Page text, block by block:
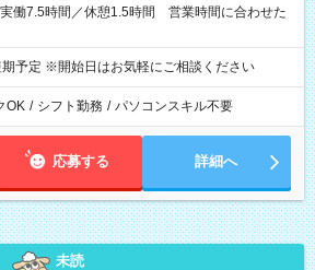
予定 ※開始日はお気軽にご相談ください
OK / シフト勤務 / パソコンスキル不要
応募する 詳細へ
未読